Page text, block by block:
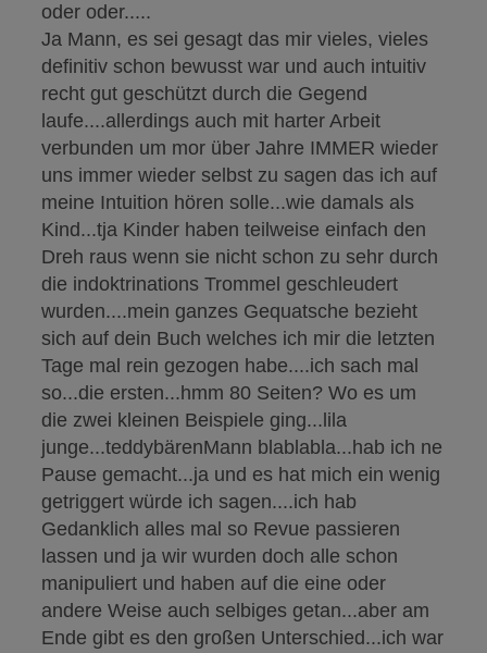
oder oder.....
Ja Mann, es sei gesagt das mir vieles, vieles
definitiv schon bewusst war und auch intuitiv
recht gut geschützt durch die Gegend
laufe....allerdings auch mit harter Arbeit
verbunden um mor über Jahre IMMER wieder
uns immer wieder selbst zu sagen das ich auf
meine Intuition hören solle...wie damals als
Kind...tja Kinder haben teilweise einfach den
Dreh raus wenn sie nicht schon zu sehr durch
die indoktrinations Trommel geschleudert
wurden....mein ganzes Gequatsche bezieht
sich auf dein Buch welches ich mir die letzten
Tage mal rein gezogen habe....ich sach mal
so...die ersten...hmm 80 Seiten? Wo es um
die zwei kleinen Beispiele ging...lila
junge...teddybärenMann blablabla...hab ich ne
Pause gemacht...ja und es hat mich ein wenig
getriggert würde ich sagen....ich hab
Gedanklich alles mal so Revue passieren
lassen und ja wir wurden doch alle schon
manipuliert und haben auf die eine oder
andere Weise auch selbiges getan...aber am
Ende gibt es den großen Unterschied...ich war